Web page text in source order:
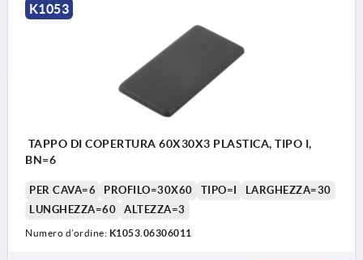
K1053
TAPPO DI COPERTURA 60X30X3 PLASTICA, TIPO I,
BN=6
PER CAVA=6 PROFILO=30X60 TIPO=I
LARGHEZZA=30
LUNGHEZZA=60
ALTEZZA=3
Numero d’ordine: K1053.06306011